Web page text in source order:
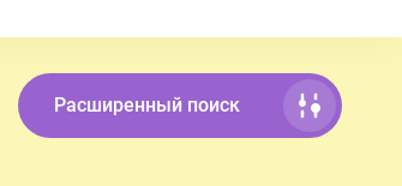
Расширенный поиск